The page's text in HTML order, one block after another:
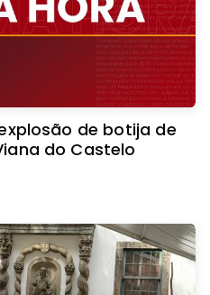
de botija de
do Castelo